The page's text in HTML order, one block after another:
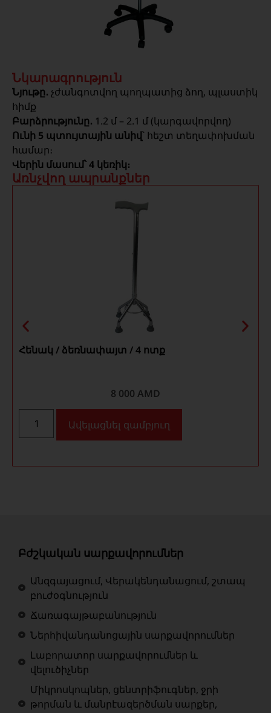
Նկարագրություն
Նյութը․ չժանգոտվող պողպատից ձող, պլաստիկ
հիմք
Բարձրությունը․ 1.2 մ – 2.1 մ (կարգավորվող)
Ունի 5 պտույտային անիվ՝ հեշտ տեղափոխման
համար։
Վերին մասում՝ 4 կեռիկ։
Առնչվող ապրանքներ
Հենակ / ձեռնափայտ / 4 ոտք
8 000 AMD
Ավելացնել զամբյուղ
Բժշկական սարքավորումներ
Անզգայացում, Վերակենդանացում, շտապ
բուժօգնություն
Ճառագայթաբանություն
Ներհիվանդանոցային սարքավորումներ
Լաբորատոր սարքավորումներ և
վելուծիչներ
Միկրոսկոպներ, ցենտրիֆուգներ, ջրի
թորման և մանրէազերծման սարքեր,